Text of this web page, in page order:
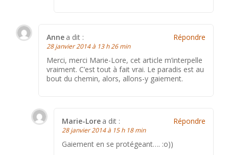
Anne a dit :
28 janvier 2014 à 13 h 26 min
Merci, merci Marie-Lore, cet article m’interpelle
vraiment. C’est tout à fait vrai. Le paradis est au
bout du chemin, alors, allons-y gaiement.
Répondre
Marie-Lore a dit :
28 janvier 2014 à 15 h 18 min
Gaiement en se protégeant…. :o))
Répondre